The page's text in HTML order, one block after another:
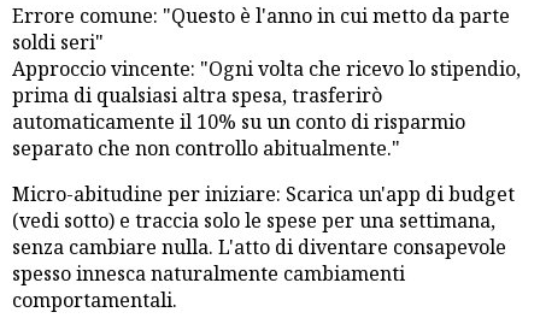
Errore comune: "Questo è l'anno in cui metto da parte
soldi seri"
Approccio vincente: "Ogni volta che ricevo lo stipendio,
prima di qualsiasi altra spesa, trasferirò
automaticamente il 10% su un conto di risparmio
separato che non controllo abitualmente."
Micro-abitudine per iniziare: Scarica un'app di budget
(vedi sotto) e traccia solo le spese per una settimana,
senza cambiare nulla. L'atto di diventare consapevole
spesso innesca naturalmente cambiamenti
comportamentali.